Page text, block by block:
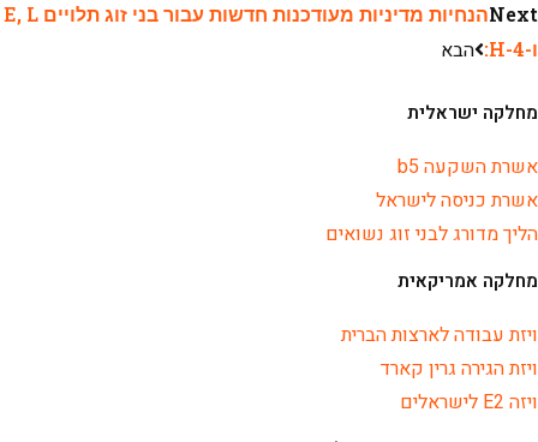
Next
הנחיות מדיניות מעודכנות חדשות עבור בני זוג תלויים E, L
ו-H-4:
הבא
מחלקה ישראלית
אשרת השקעה b5
אשרת כניסה לישראל
הליך מדורג לבני זוג נשואים
מחלקה אמריקאית
ויזת עבודה לארצות הברית
ויזת הגירה גרין קארד
ויזה E2 לישראלים